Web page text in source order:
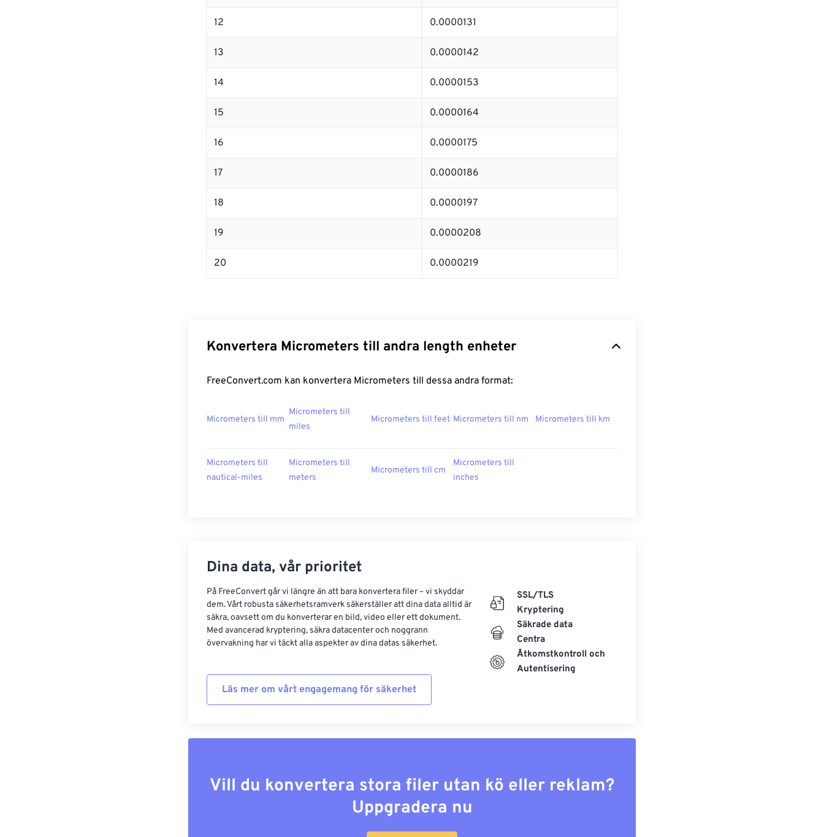
12 0.0000131
13 0.0000142
14 0.0000153
15 0.0000164
16 0.0000175
17 0.0000186
18 0.0000197
19 0.0000208
20 0.0000219
Konvertera Micrometers till andra length enheter
FreeConvert.com kan konvertera Micrometers till dessa andra format:
Micrometers till mm
Micrometers till
miles
Micrometers till feet Micrometers till nm Micrometers till km
Micrometers till
nautical-miles
Micrometers till
meters
Micrometers till cm
Micrometers till
inches
Dina data, vår prioritet
På FreeConvert går vi längre än att bara konvertera filer – vi skyddar
dem. Vårt robusta säkerhetsramverk säkerställer att dina data alltid är
säkra, oavsett om du konverterar en bild, video eller ett dokument.
Med avancerad kryptering, säkra datacenter och noggrann
övervakning har vi täckt alla aspekter av dina datas säkerhet.
Läs mer om vårt engagemang för säkerhet
SSL/TLS
Kryptering
Säkrade data
Centra
Åtkomstkontroll och
Autentisering
Vill du konvertera stora filer utan kö eller reklam?
Uppgradera nu